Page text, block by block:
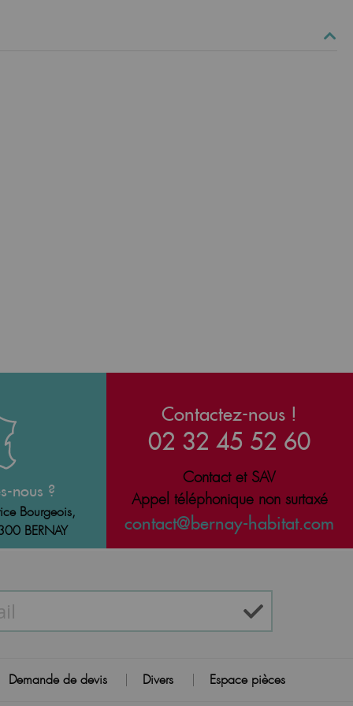
nous ?
Bourgeois,
BERNAY
Contactez-nous !
02 32 45 52 60
Contact et SAV
Appel téléphonique non surtaxé
contact@bernay-habitat.com
Demande de devis Divers Espace pièces